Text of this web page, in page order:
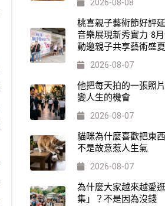
2026-08-08
桃喜親子藝術節好評
音樂展現新秀實力 8
動邀親子共享藝術盛夏
2026-08-07
他把每天拍的一張照
變人生的機會
2026-08-07
貓咪為什麼喜歡把東
不是故意惹人生氣
2026-08-07
為什麼大家越來越愛
集」？不是因為沒錢